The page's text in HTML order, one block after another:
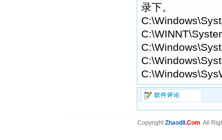
录下。
软件评论
CopyrightZhaodll .Com. All